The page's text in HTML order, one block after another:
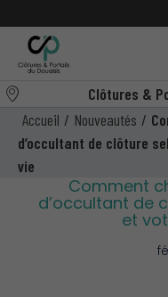
Clôtures &
Accueil / Nouveautés /
d’occultant de clôture
vie
Comment
d’occultant de
et